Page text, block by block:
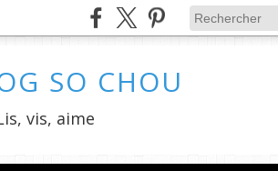
SO CHOU
vis, aime